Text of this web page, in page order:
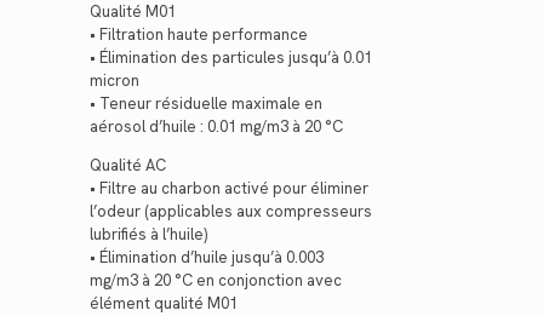
Qualité M01
• Filtration haute performance
• Élimination des particules jusqu’à 0.01
micron
• Teneur résiduelle maximale en
aérosol d’huile : 0.01 mg/m3 à 20 °C
Qualité AC
• Filtre au charbon activé pour éliminer
l’odeur (applicables aux compresseurs
lubrifiés à l’huile)
• Élimination d’huile jusqu’à 0.003
mg/m3 à 20 °C en conjonction avec
élément qualité M01